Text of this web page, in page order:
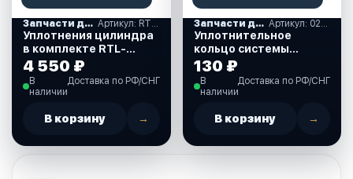
Запчасти для гидравличнских систем рулевого управления
Уплотнения цилиндра
в комплекте RTL-
1200658
4 550 ₽
В
наличии
Доставка по РФ/СНГ
В корзину →
Запчасти для гидравличнских систем рулевого управления
Уплотнительное
кольцо системы
гидравлического
рулевого управления
SeaStar (029620)
130 ₽
В
наличии
Доставка по РФ/СНГ
В корзину →